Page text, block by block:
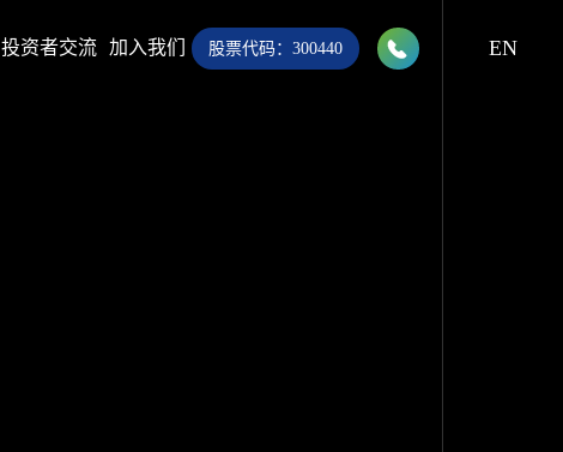
投资者交流 加入我们 股票代码：300440  028-8283 9999
EN